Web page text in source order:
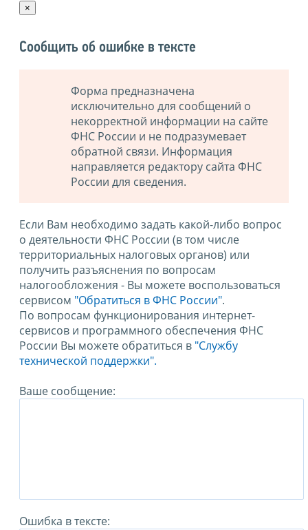
×
Сообщить об ошибке в тексте
Форма предназначена
исключительно для сообщений о
некорректной информации на сайте
ФНС России и не подразумевает
обратной связи. Информация
направляется редактору сайта ФНС
России для сведения.
Если Вам необходимо задать какой-либо вопрос
о деятельности ФНС России (в том числе
территориальных налоговых органов) или
получить разъяснения по вопросам
налогообложения - Вы можете воспользоваться
сервисом "Обратиться в ФНС России".
По вопросам функционирования интернет-
сервисов и программного обеспечения ФНС
России Вы можете обратиться в "Службу
технической поддержки".
Ваше сообщение:
Ошибка в тексте: